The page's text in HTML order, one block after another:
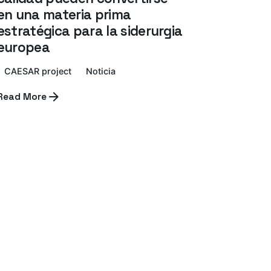
una materia prima
para la siderurgia
CAESAR project Noticia
More